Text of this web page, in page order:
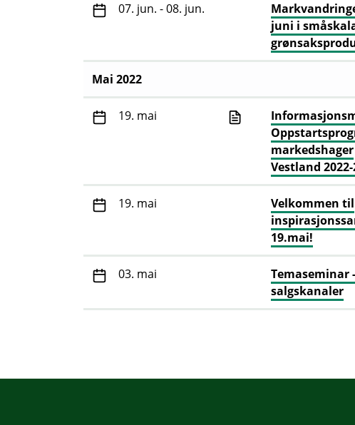
07. jun. - 08. jun.
juni i
Mai 2022
19. mai
markedshager
Vestland
19. mai
Velkommen til
19.mai!
03. mai
Temaseminar
salgskanaler